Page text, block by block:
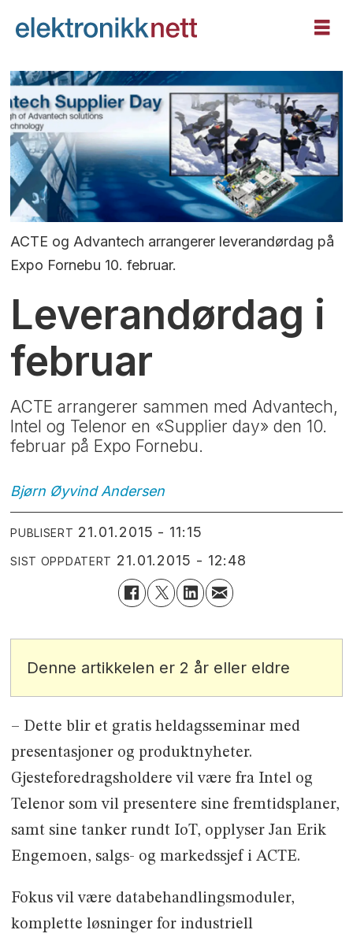
ACTE og Advantech arrangerer leverandørdag på
Expo Fornebu 10. februar.
Leverandørdag i
februar
ACTE arrangerer sammen med Advantech,
Intel og Telenor en «Supplier day» den 10.
februar på Expo Fornebu.
Bjørn Øyvind Andersen
PUBLISERT 21.01.2015 - 11:15
SIST OPPDATERT 21.01.2015 - 12:48
Denne artikkelen er 2 år eller eldre
– Dette blir et gratis heldagsseminar med
presentasjoner og produktnyheter.
Gjesteforedragsholdere vil være fra Intel og
Telenor som vil presentere sine fremtidsplaner,
samt sine tanker rundt IoT, opplyser Jan Erik
Engemoen, salgs- og markedssjef i ACTE.
Fokus vil være databehandlingsmoduler,
komplette løsninger for industriell